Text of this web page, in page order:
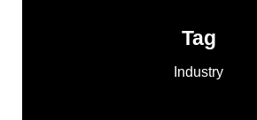
Tag
Industry